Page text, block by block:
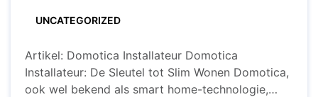
UNCATEGORIZED
Artikel: Domotica Installateur Domotica
Installateur: De Sleutel tot Slim Wonen Domotica,
ook wel bekend als smart home-technologie,